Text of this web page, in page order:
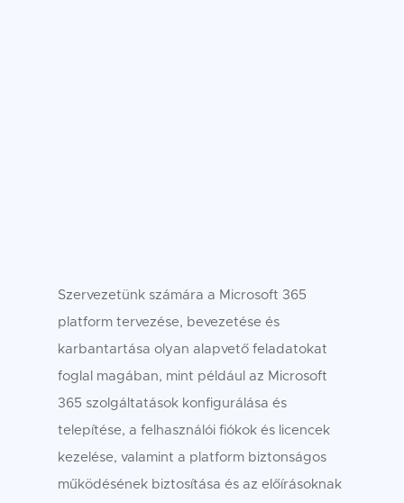
Szervezetünk számára a Microsoft 365
platform tervezése, bevezetése és
karbantartása olyan alapvető feladatokat
foglal magában, mint például az Microsoft
365 szolgáltatások konfigurálása és
telepítése, a felhasználói fiókok és licencek
kezelése, valamint a platform biztonságos
működésének biztosítása és az előírásoknak